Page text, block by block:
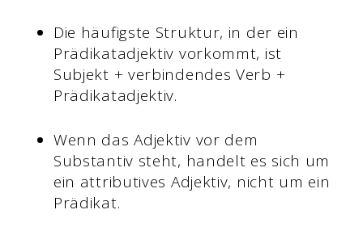
Die häufigste Struktur, in der ein
Prädikatadjektiv vorkommt, ist
Subjekt + verbindendes Verb +
Prädikatadjektiv.
Wenn das Adjektiv vor dem
Substantiv steht, handelt es sich um
ein attributives Adjektiv, nicht um ein
Prädikat.